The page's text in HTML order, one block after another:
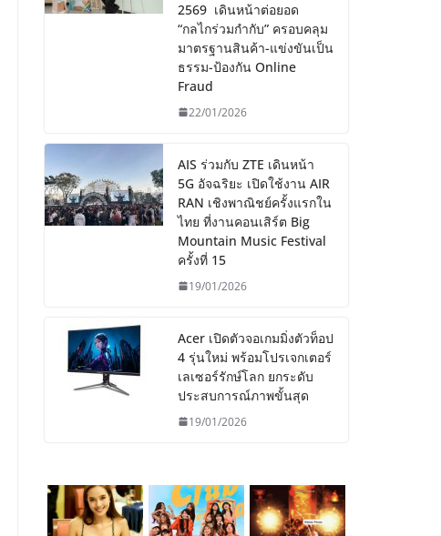
2569 เดินหน้าต่อยอด
“กลไกร่วมกำกับ” ครอบคลุม
มาตรฐานสินค้า-แข่งขันเป็น
ธรรม-ป้องกัน Online
Fraud
22/01/2026
AIS ร่วมกับ ZTE เดินหน้า
5G อัจฉริยะ เปิดใช้งาน AIR
RAN เชิงพาณิชย์ครั้งแรกใน
ไทย ที่งานคอนเสิร์ต Big
Mountain Music Festival
ครั้งที่ 15
19/01/2026
Acer เปิดตัวจอเกมมิ่งตัวท็อป
4 รุ่นใหม่ พร้อมโปรเจกเตอร์
เลเซอร์รักษ์โลก ยกระดับ
ประสบการณ์ภาพขั้นสุด
19/01/2026